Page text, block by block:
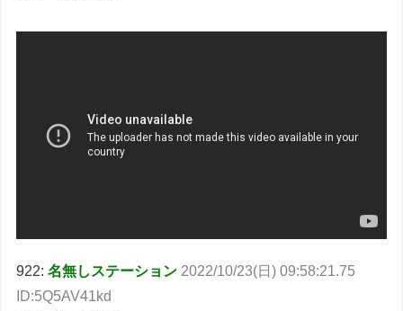
922:名無しステーション 2022/10/23(日) 09:58:21.75
ID:5Q5AV41kd